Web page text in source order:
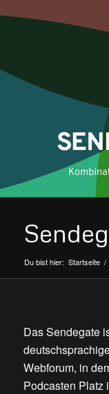
Du bist hier: Startseite /
Das Sendegate
Webforum, in
Podcasten Platz